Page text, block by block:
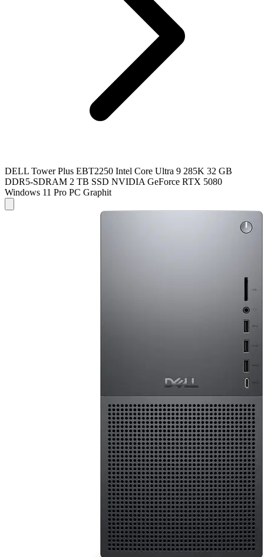
DELL Tower Plus EBT2250 Intel Core Ultra 9 285K 32 GB
DDR5-SDRAM 2 TB SSD NVIDIA GeForce RTX 5080
Windows 11 Pro PC Graphit